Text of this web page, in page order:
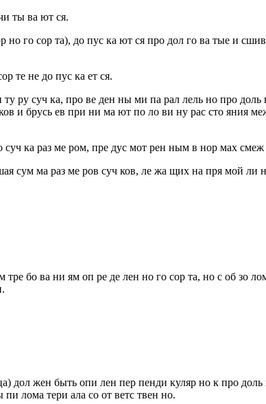
ты ва ют ся.
го сор та), до пус ка ют ся про дол го ва тые и
те не до пус ка ет ся.
ру суч ка, про ве ден ны ми па рал лель но про
и брусь ев при ни ма ют по ло ви ну рас сто яния
ка раз ме ром, пре дус мот рен ным в нор мах смеж
сум ма раз ме ров суч ков, ле жа щих на пря мой
бо ва ни ям оп ре де лен но го сор та, но с об
дол жен быть опи лен пер пенди куляр но к про
лома тери ала со от ветс твен но.